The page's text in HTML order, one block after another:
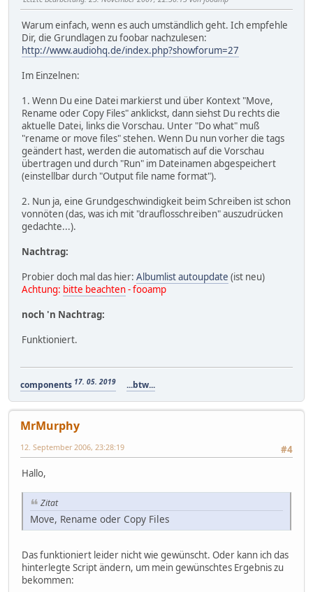
Warum einfach, wenn es auch umständlich geht. Ich empfehle
Dir, die Grundlagen zu foobar nachzulesen:
http://www.audiohq.de/index.php?showforum=27
Im Einzelnen:
1. Wenn Du eine Datei markierst und über Kontext "Move,
Rename oder Copy Files" anklickst, dann siehst Du rechts die
aktuelle Datei, links die Vorschau. Unter "Do what" muß
"rename or move files" stehen. Wenn Du nun vorher die tags
geändert hast, werden die automatisch auf die Vorschau
übertragen und durch "Run" im Dateinamen abgespeichert
(einstellbar durch "Output file name format").
2. Nun ja, eine Grundgeschwindigkeit beim Schreiben ist schon
vonnöten (das, was ich mit "drauflosschreiben" auszudrücken
gedachte...).
Nachtrag:
Probier doch mal das hier: Albumlist autoupdate (ist neu)
Achtung: bitte beachten- fooamp
noch 'n Nachtrag:
Funktioniert.
components 17. 05. 2019 ...btw...
MrMurphy
#4
12. September 2006, 23:28:19
Hallo,
Zitat
Move, Rename oder Copy Files
Das funktioniert leider nicht wie gewünscht. Oder kann ich das
hinterlegte Script ändern, um mein gewünschtes Ergebnis zu
bekommen: